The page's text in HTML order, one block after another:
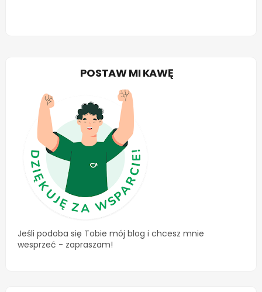
POSTAW MI KAWĘ
Jeśli podoba się Tobie mój blog i chcesz mnie
wesprzeć - zapraszam!